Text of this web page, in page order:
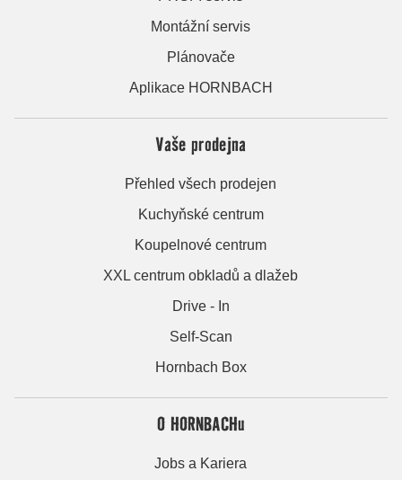
Montážní servis
Plánovače
Aplikace HORNBACH
Vaše prodejna
Přehled všech prodejen
Kuchyňské centrum
Koupelnové centrum
XXL centrum obkladů a dlažeb
Drive - In
Self-Scan
Hornbach Box
O HORNBACHu
Jobs a Kariera